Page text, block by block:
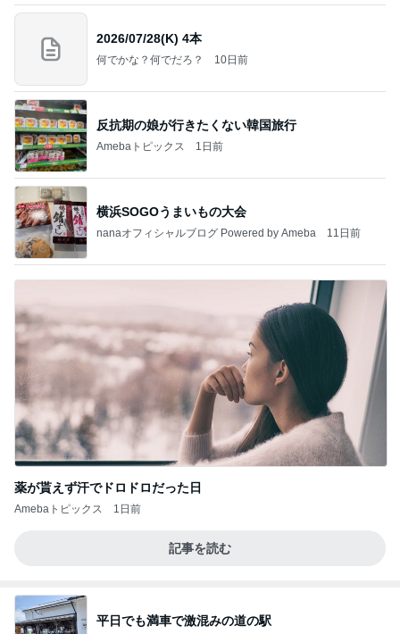
2026/07/28(K) 4本
何でかな？何でだろ？ 10日前
反抗期の娘が行きたくない韓国旅行
Amebaトピックス 1日前
横浜SOGOうまいもの大会
nanaオフィシャルブログ Powered by Ameba 11日前
薬が貰えず汗でドロドロだった日
Amebaトピックス 1日前
記事を読む
平日でも満車で激混みの道の駅